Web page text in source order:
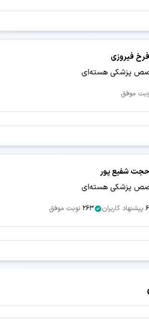
دکتر پزشکی هسته‌ای اصفهان دکتر
دکتر پزشکی هسته‌ای تبریز
دکتر پزشکی هسته‌ای همدان
دکتر پزشکی هسته‌ای زاهدان دکتر
دکتر پزشکی هسته‌ای ایلام دکتر
دکتر پزشکی هسته‌ای شهرکرد
هسته‌ای
فیروزی
پزشکی هسته‌ای
موفق
حجت شفیع پور
پزشکی هسته‌ای
پیشنهاد کاربران 263 نوبت موفق